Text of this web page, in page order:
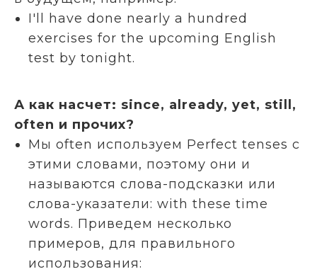
I'll have done nearly a hundred
exercises for the upcoming English
test by tonight.
А как насчет: since, already, yet, still,
often и прочих?
Мы often используем Perfect tenses с
этими словами, поэтому они и
называются слова-подсказки или
слова-указатели: with these time
words. Приведем несколько
примеров, для правильного
использования: